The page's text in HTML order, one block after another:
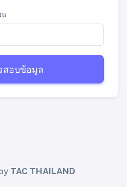
น
สอบข้อมูล
TAC THAILAND